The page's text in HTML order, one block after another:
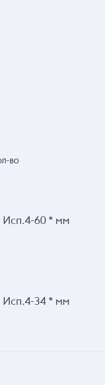
во
Исп.4-60 * мм
Исп.4-34 * мм